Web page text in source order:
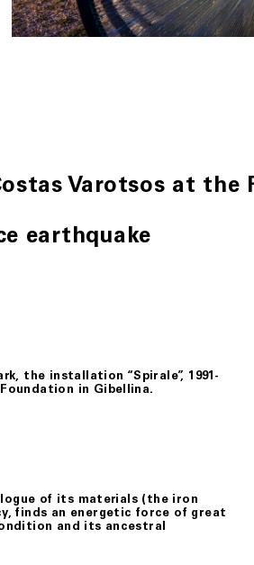
Varotsos at
earthquake
the installation “Spirale”, 1991-
in Gibellina.
of its materials (the iron
finds an energetic force of great
and its ancestral